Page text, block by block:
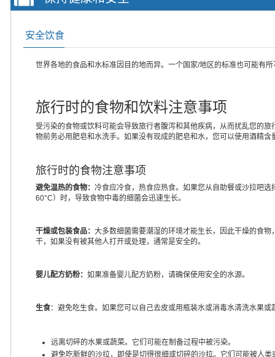
安全饮食
世界各地的食品和水标准因目的地而异。一个国家/地区的标准也可能有
旅行时的食物和饮料注意事项
受污染的食物或饮料可能会导致旅行者腹泻和其他疾病，从而扰乱您的
物前务必用肥皂和水洗手。如果没有现成的肥皂和水，您可以使用酒精
旅行时的食物注意事项
避免温热的食物： 冷食应冷食，热食应热食。如果您从自助餐或沙拉吧
60°C）时，导致食物中毒的细菌会迅速生长。
干燥或包装食品： 大多数细菌需要潮湿的环境才能生长，因此干燥的食
干，如果没有被其他人打开或处理，通常是安全的。
婴儿配方奶粉： 如果准备婴儿配方奶粉，请确保使用安全的水源。
生食：避免吃生食。如果您可以自己去皮或用瓶装水或消毒水清洗水果
远离切碎的水果或蔬菜。它们可能在制备过程中被污染。
避免吃新鲜的沙拉，即使是切得很细或切碎的沙拉。它们可能被人